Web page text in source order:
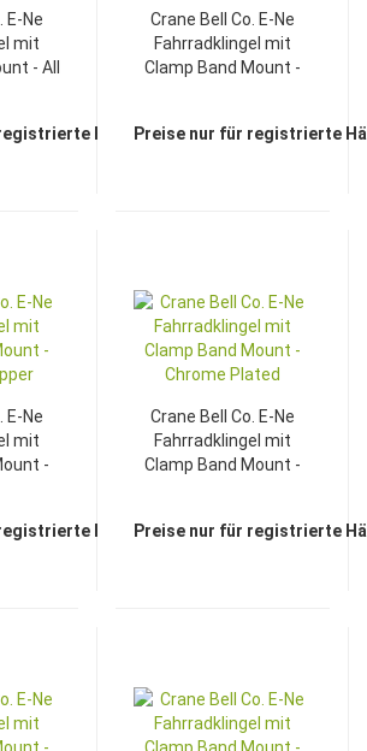
E-Ne
mit
- All
Händler sichtbar
Crane Bell Co. E-Ne
Fahrradklingel mit
Clamp Band Mount -
Preise nur für registrierte
E-Ne
mit
-
Händler sichtbar
Crane Bell Co. E-Ne
Fahrradklingel mit
Clamp Band Mount -
Preise nur für registrierte